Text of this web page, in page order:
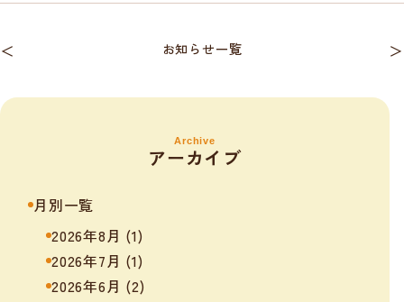
＜ お知らせ一覧 ＞
Archive
アーカイブ
月別一覧
2026年8月 (1)
2026年7月 (1)
2026年6月 (2)